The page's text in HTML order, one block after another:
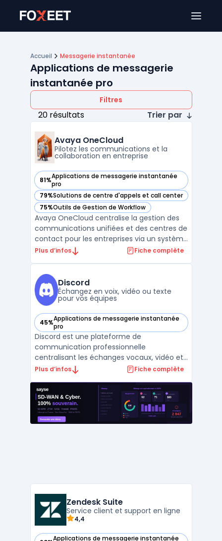
Accueil Messagerie instantanée
Applications de messagerie
instantanée pro
Filtres
20 résultats Trier par
Avaya OneCloud
Pilotez les communications et la
collaboration en entreprise
81%Applications de messagerie instantanée
pro
— voir Avaya OneCloud dans cette catégorie
79%Solutions de centre d'appels et call center
— voir Avaya OneCloud dans cette catégorie
75%Outils de Gestion de Workflow
— voir Avaya OneCloud dans cette catégorie
Avaya OneCloud centralise la gestion des
communications unifiées et des centres de
contact pour les entreprises via un système
d’abonnement. Les organisations disposent
coûts. Ce service permet de déployer des
outil ...
Plus d’infos Fiche complète
Discord
Échangez en voix, vidéo ou texte
pour vos équipes
45%Applications de messagerie instantanée
pro
— voir Discord dans cette catégorie
Discord est une plateforme de
communication professionnelle
centralisant les échanges vocaux, vidéo et
texte dans le cadre de la collaboration
2015, cet outil est utilisé par un large public
pour répondre à la nécessité de faciliter les
interactions dans les stru ...
Plus d’infos Fiche complète
Zendesk Suite
Service client et support en ligne
4,4
Applications de messagerie instantanée